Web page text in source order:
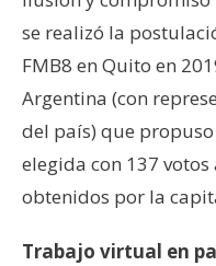
se realizó la
FMB8 en Quito en
Argentina (con
del país) que
elegida con 137
obtenidos por la
Trabajo virtual en